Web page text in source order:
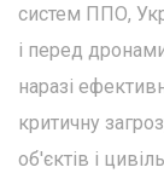
систем ППО,
і перед
наразі
критичну
об'єктів і